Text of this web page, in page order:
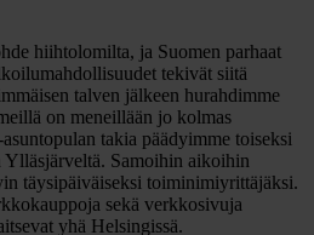
hiihtolomilta, ja Suomen parhaat
tekivät siitä
talven jälkeen hurahdimme
on meneillään jo kolmas
takia päädyimme toiseksi
Samoihin aikoihin
täysipäiväiseksi toiminimiyrittäjäksi.
sekä verkkosivuja
yhä Helsingissä.